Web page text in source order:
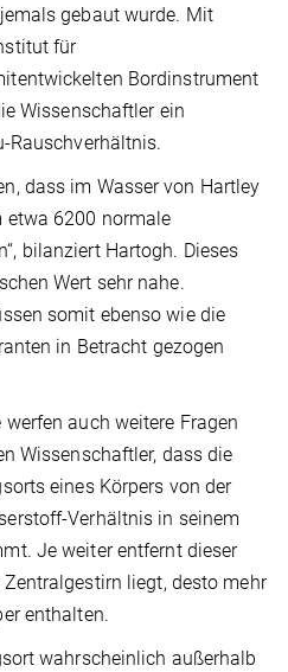
gebaut wurde. Mit
für
Bordinstrument
Wissenschaftler ein
Rauschverhältnis.
dass im Wasser von Hartley
etwa 6200 normale
bilanziert Hartogh. Dieses
Wert sehr nahe.
somit ebenso wie die
in Betracht gezogen
auch weitere Fragen
Wissenschaftler, dass die
eines Körpers von der
Verhältnis in seinem
Je weiter entfernt dieser
liegt, desto mehr
enthalten.
wahrscheinlich außerhalb